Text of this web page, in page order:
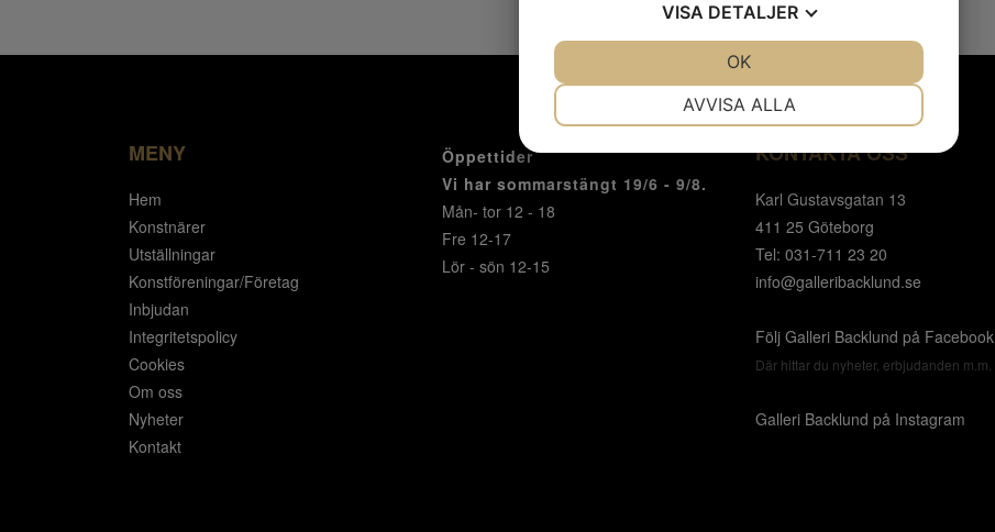
MENY
Hem
Konstnärer
Utställningar
Konstföreningar/Företag
Inbjudan
Integritetspolicy
Cookies
Om oss
Nyheter
Kontakt
Öppettider
Vi har sommarstängt 19/6 - 9/8.
Mån- tor 12 - 18
Fre 12-17
Lör - sön 12-15
KONTAKTA OSS
Karl Gustavsgatan 13
411 25 Göteborg
Tel: 031-711 23 20
info@galleribacklund.se
Följ Galleri Backlund på Facebook
Där hittar du nyheter, erbjudanden m.m.
Galleri Backlund på Instagram
VISA DETALJER
AVVISA ALLA
OK